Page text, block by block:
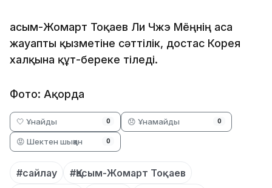
Қасым-Жомарт Тоқаев Ли Чжэ Мёңнің аса
жауапты қызметіне сәттілік, достас Корея
халқына құт-береке тіледі.
Фото: Ақорда
🤍 Ұнайды 0 😞 Ұнамайды 0
😡 Шектен шыққан 0
#сайлау
#Қасым-Жомарт Тоқаев